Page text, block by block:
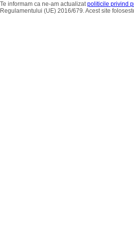
Te informam ca ne-am actualizatpoliticile privind
Regulamentului (UE) 2016/679. Acest site